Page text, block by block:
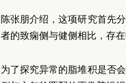
陈张朋介绍，这项研究首先
者的致痫侧与健侧相比，存
为了探究异常的脂堆积是否